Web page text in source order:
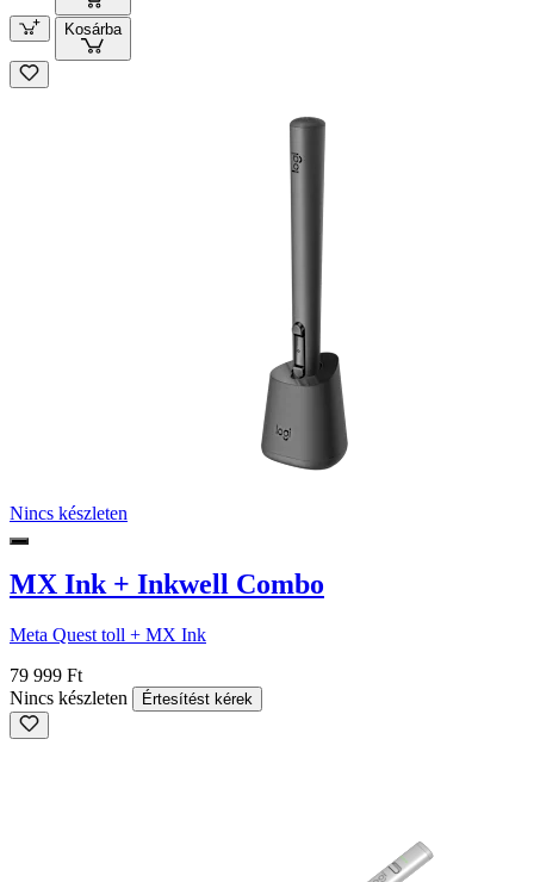
Kosárba
Nincs készleten
MX Ink + Inkwell Combo
Meta Quest toll + MX Ink
79 999 Ft
Nincs készleten
Értesítést kérek